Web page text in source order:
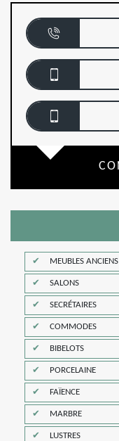
MEUBLES
SALONS
SECRÉTAIRES
COMMODES
BIBELOTS
PORCELAINE
FAÏENCE
MARBRE
LUSTRES